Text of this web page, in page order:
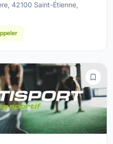
42100 Saint-Étienne,